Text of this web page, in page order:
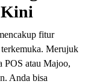
Kini
fitur
terkemuka. Merujuk
POS atau Majoo,
Anda bisa